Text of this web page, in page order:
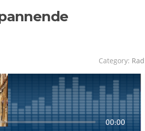
Category: